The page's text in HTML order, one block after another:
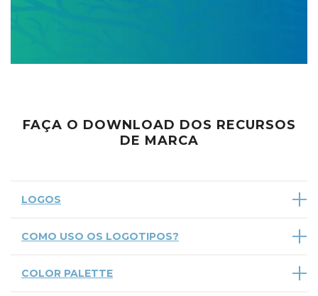
FAÇA O DOWNLOAD DOS RECURSOS
DE MARCA
LOGOS
COMO USO OS LOGOTIPOS?
COLOR PALETTE